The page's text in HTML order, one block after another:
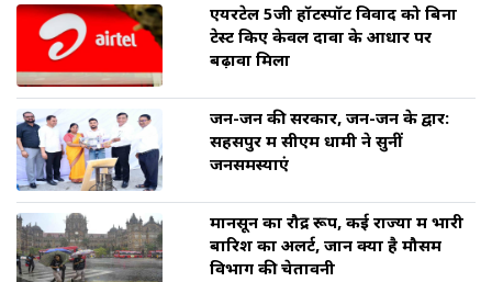
एयरटेल 5जी हॉटस्पॉट विवाद को बिना
टेस्ट किए केवल दावों के आधार पर
बढ़ावा मिला
जन-जन की सरकार, जन-जन के द्वार:
सहसपुर में सीएम धामी ने सुनीं
जनसमस्याएं
मानसून का रौद्र रूप, कई राज्यों में भारी
बारिश का अलर्ट, जानें क्या है मौसम
विभाग की चेतावनी